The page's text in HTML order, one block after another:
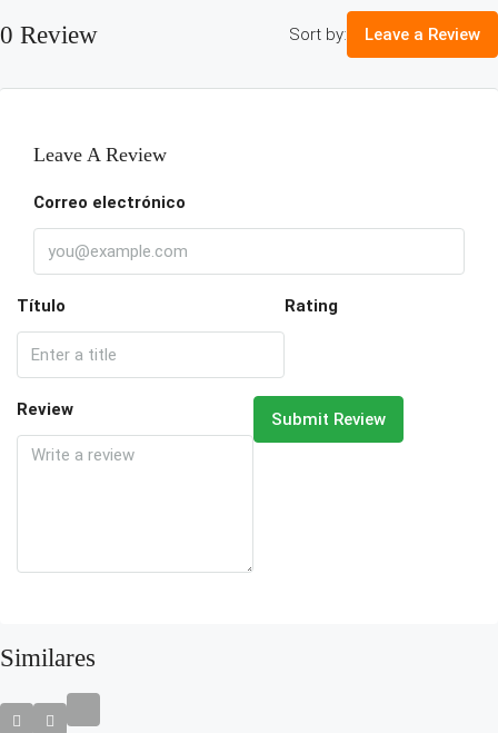
0 Review Sort by: Leave a Review
Leave A Review
Correo electrónico
Título Rating
Review Submit Review
Similares